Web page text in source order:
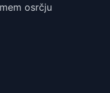
osrčju